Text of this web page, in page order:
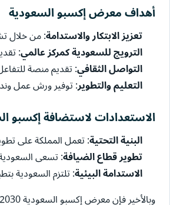
أهداف معرض إكسبو السعودية
تعزيز الابتكار والاستدامة: من خلال
الترويج للسعودية كمركز عالمي:
التواصل الثقافي: تقديم منصة
التعليم والتطوير: توفير ورش عمل
الاستعدادات لاستضافة إكسبو
البنية التحتية: تعمل المملكة على
تطوير قطاع الضيافة: تسعى السعودية
الاستدامة البيئية: تلتزم السعودية